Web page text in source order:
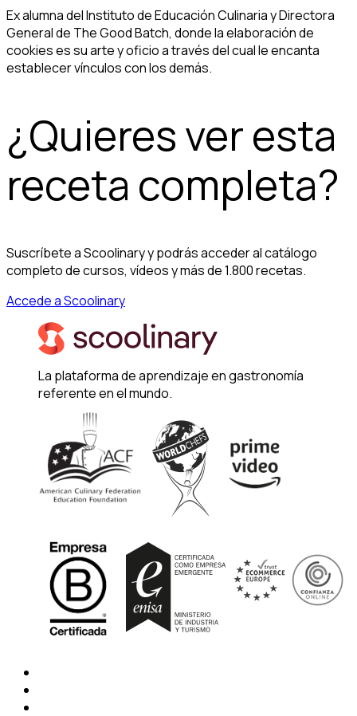
Ex alumna del Instituto de Educación Culinaria y Directora
General de The Good Batch, donde la elaboración de
cookies es su arte y oficio a través del cual le encanta
establecer vínculos con los demás.
¿Quieres ver esta
receta completa?
Suscríbete a Scoolinary y podrás acceder al catálogo
completo de cursos, vídeos y más de 1.800 recetas.
Accede a Scoolinary
La plataforma de aprendizaje en gastronomía
referente en el mundo.